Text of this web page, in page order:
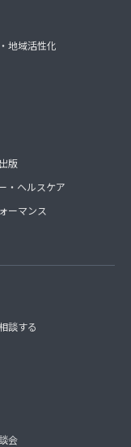
地域活性化
版
・ヘルスケア
ーマンス
談する
会